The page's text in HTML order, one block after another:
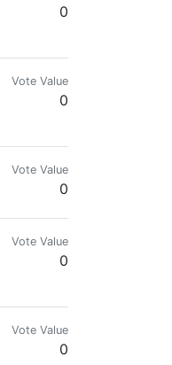
0
Vote Value
0
Vote Value
0
Vote Value
0
Vote Value
0